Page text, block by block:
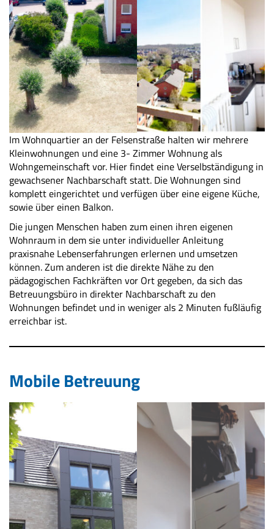
Im Wohnquartier an der Felsenstraße halten wir mehrere
Kleinwohnungen und eine 3- Zimmer Wohnung als
Wohngemeinschaft vor. Hier findet eine Verselbständigung in
gewachsener Nachbarschaft statt. Die Wohnungen sind
komplett eingerichtet und verfügen über eine eigene Küche,
sowie über einen Balkon.
Die jungen Menschen haben zum einen ihren eigenen
Wohnraum in dem sie unter individueller Anleitung
praxisnahe Lebenserfahrungen erlernen und umsetzen
können. Zum anderen ist die direkte Nähe zu den
pädagogischen Fachkräften vor Ort gegeben, da sich das
Betreuungsbüro in direkter Nachbarschaft zu den
Wohnungen befindet und in weniger als 2 Minuten fußläufig
erreichbar ist.
Mobile Betreuung